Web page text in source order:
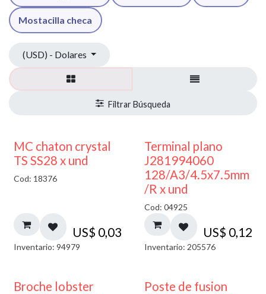
Mostacilla checa
(USD) - Dolares
MC chaton crystal
TS SS28 x und
Cod: 18376
US$ 0,03
Inventario: 94979
Terminal plano
J281994060
128/A3/4.5x7.5mm
/R x und
Cod: 04925
US$ 0,12
Inventario: 205576
Broche lobster
Poste de fusion